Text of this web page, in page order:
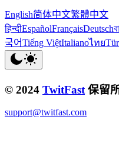
English简体中文繁體中文
हिन्दीEspañolFrançaisDeutsch
국어Tiếng ViệtItalianoไทย
© 2024 TwitFast 保留
support@twitfast.com